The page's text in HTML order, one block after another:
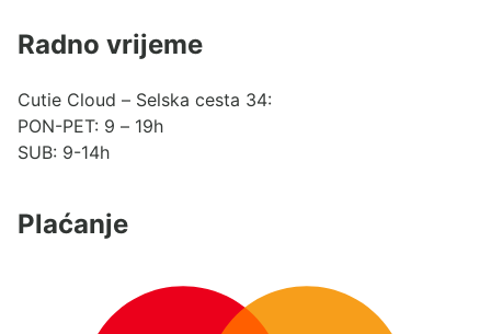
Radno vrijeme
Cutie Cloud – Selska cesta 34:
PON-PET: 9 – 19h
SUB: 9-14h
Plaćanje